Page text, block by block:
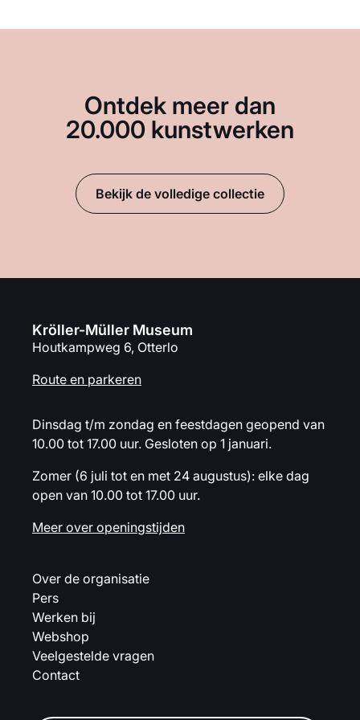
Ontdek meer dan
20.000 kunstwerken
Bekijk de volledige collectie
Kröller-Müller Museum
Houtkampweg 6, Otterlo
Route en parkeren
Dinsdag t/m zondag en feestdagen geopend van
10.00 tot 17.00 uur. Gesloten op 1 januari.
Zomer (6 juli tot en met 24 augustus): elke dag
open van 10.00 tot 17.00 uur.
Meer over openingstijden
Over de organisatie
Pers
Werken bij
Webshop
Veelgestelde vragen
Contact